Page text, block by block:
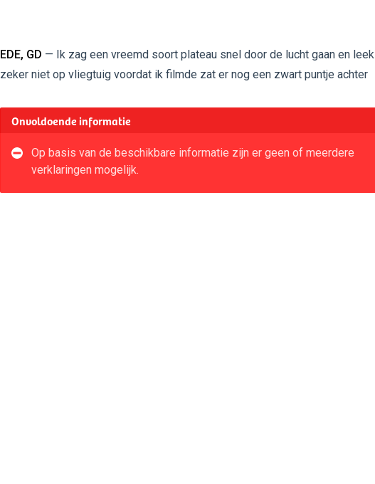
EDE, GD — Ik zag een vreemd soort plateau snel door de lucht gaan en leek
zeker niet op vliegtuig voordat ik filmde zat er nog een zwart puntje achter
Onvoldoende informatie
Op basis van de beschikbare informatie zijn er geen of meerdere
verklaringen mogelijk.